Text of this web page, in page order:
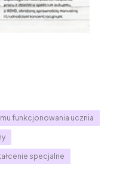
funkcjonowania ucznia
specjalne